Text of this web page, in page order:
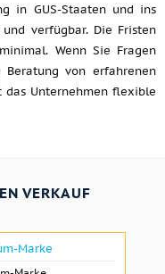
in GUS-Staaten und ins
verfügbar. Die Fristen
Wenn Sie Fragen
von erfahrenen
das Unternehmen flexible
VERKAUF
Marke